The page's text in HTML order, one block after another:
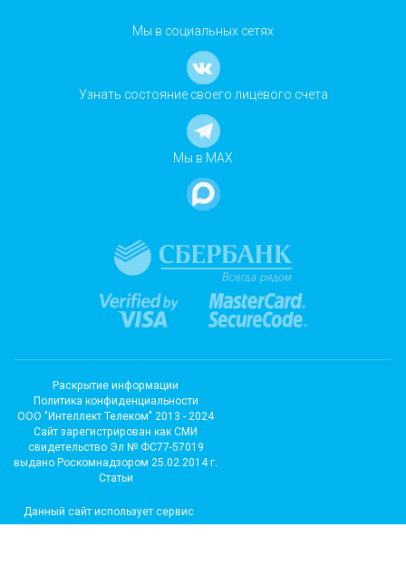
Мы в социальных сетях
Узнать состояние своего лицевого счета
Мы в MAX
Раскрытие информации
Политика конфиденциальности
ООО "Интеллект Телеком" 2013 - 2024
Cайт зарегистрирован как СМИ
свидетельство Эл № ФС77-57019
выдано Роскомнадзором 25.02.2014 г.
Статьи
Данный сайт использует сервис
метрических программ и